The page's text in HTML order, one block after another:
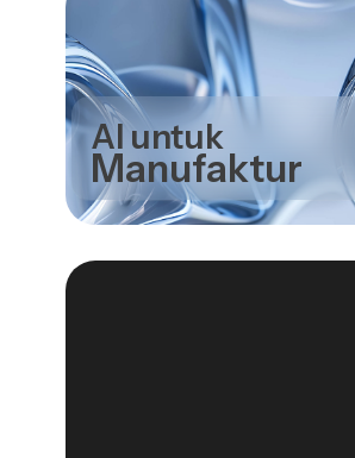
AI untuk
Manufaktur